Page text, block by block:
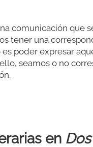
comunicación que
tener una
poder expresar
seamos o no
en